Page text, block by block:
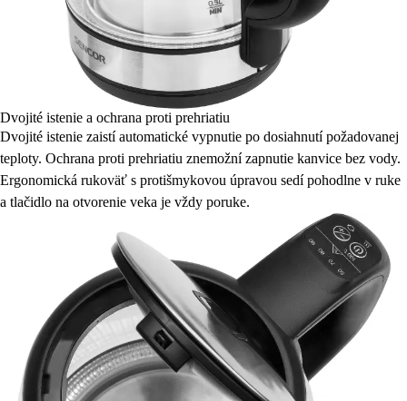
Dvojité istenie a ochrana proti prehriatiu
Dvojité istenie zaistí automatické vypnutie po dosiahnutí požadovanej
teploty. Ochrana proti prehriatiu znemožní zapnutie kanvice bez vody.
Ergonomická rukoväť s protišmykovou úpravou sedí pohodlne v ruke
a tlačidlo na otvorenie veka je vždy poruke.